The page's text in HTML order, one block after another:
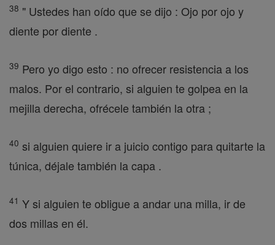
38 " Ustedes han oído que se dijo : Ojo por ojo y
diente por diente .
39 Pero yo digo esto : no ofrecer resistencia a los
malos. Por el contrario, si alguien te golpea en la
mejilla derecha, ofrécele también la otra ;
40 si alguien quiere ir a juicio contigo para quitarte la
túnica, déjale también la capa .
41 Y si alguien te obligue a andar una milla, ir de
dos millas en él.